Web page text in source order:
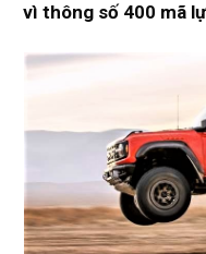
vì thông số 400 mã